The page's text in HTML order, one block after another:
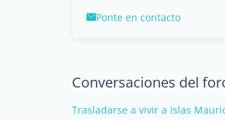
Ponte en contacto
Conversaciones del
Trasladarse a vivir a Islas